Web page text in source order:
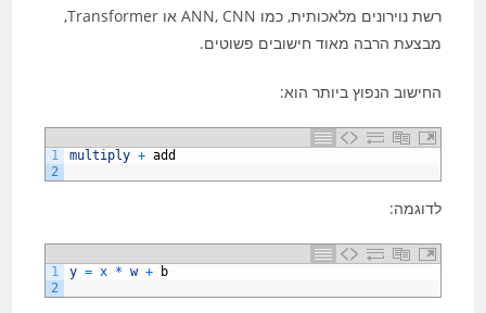
רשת נוירונים מלאכותית, כמו ANN, CNN או Transformer,
מבצעת הרבה מאוד חישובים פשוטים.
החישוב הנפוץ ביותר הוא:
1
2
multiply + add
לדוגמה:
1
2
y = x * w + b